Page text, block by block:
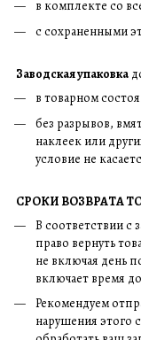
в комплекте со
с сохраненными
Заводская упаковка
в товарном
без разрывов,
наклеек или
условие не
СРОКИ ВОЗВРАТА
В соответствии с
право вернуть
не включая день
включает время
Рекомендуем
нарушения этого